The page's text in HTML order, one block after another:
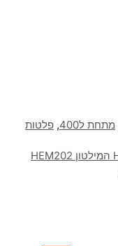
מתחת ל400 , פלטות